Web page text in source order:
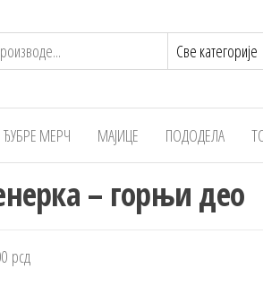
ЂУБРЕ МЕРЧ МАЈИЦЕ ПОДОДЕЛА
– горњи део
рсд